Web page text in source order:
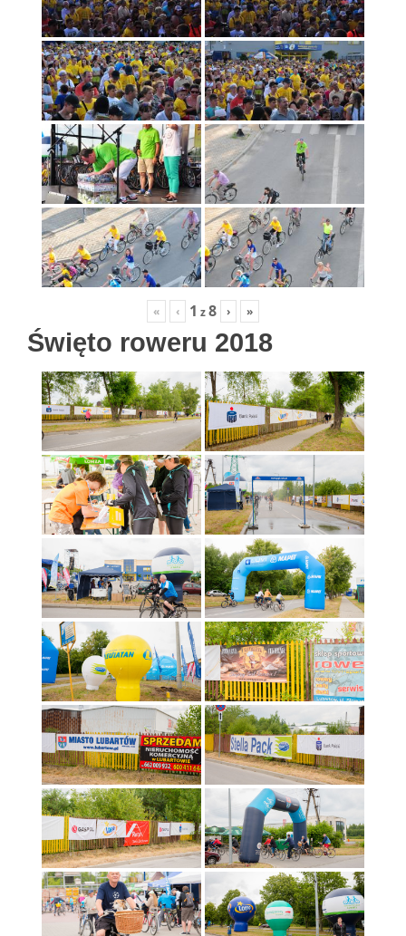
« ‹ 1 z8 › »
Święto roweru 2018